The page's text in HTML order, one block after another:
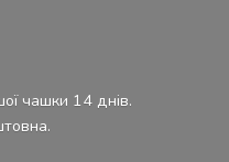
чашки 14 днів.